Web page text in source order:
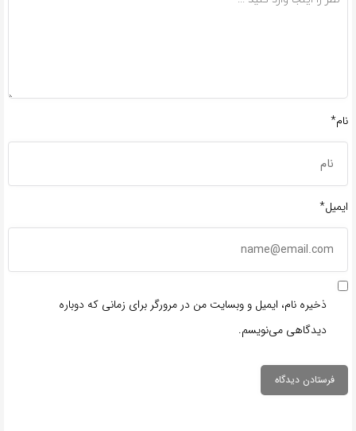
نام*
ایمیل*
ذخیره نام، ایمیل و وبسایت من در مرورگر برای زمانی که دوباره
دیدگاهی می‌نویسم.